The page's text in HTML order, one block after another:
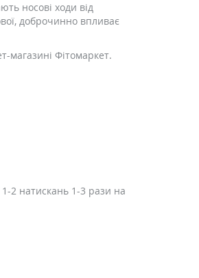
носові ходи від
доброчинно впливає
магазині Фітомаркет.
2 натискань 1-3 рази на